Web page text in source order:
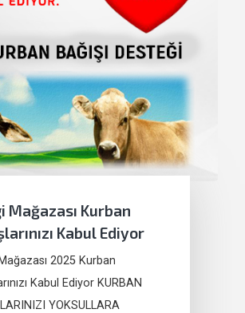
Mağazası Kurban
Kabul Ediyor
2025 Kurban
Kabul Ediyor KURBAN
YOKSULLARA